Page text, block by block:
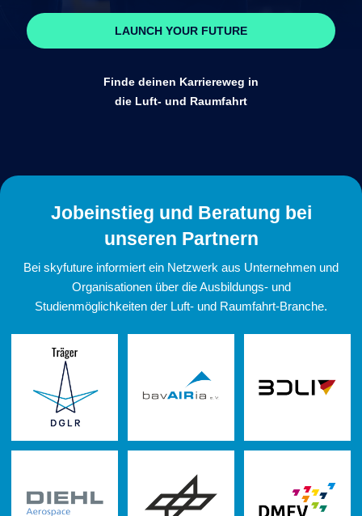
LAUNCH YOUR FUTURE
Finde deinen Karriereweg in
die Luft- und Raumfahrt
Jobeinstieg und Beratung bei
unseren Partnern
Bei skyfuture informiert ein Netzwerk aus Unternehmen und
Organisationen über die Ausbildungs- und
Studienmöglichkeiten der Luft- und Raumfahrt-Branche.